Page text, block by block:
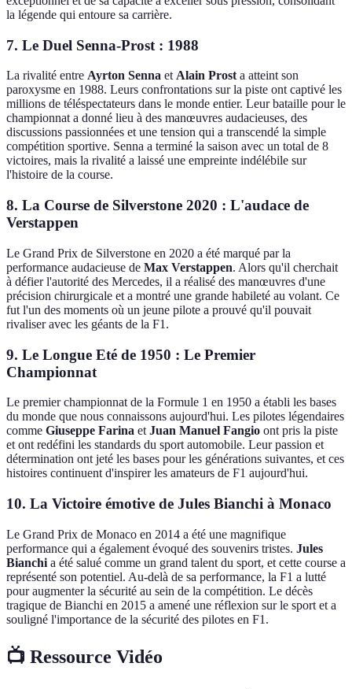
la légende qui entoure sa carrière.
7. Le Duel Senna-Prost : 1988
La rivalité entre Ayrton Senna etAlain Prosta atteint son
paroxysme en 1988. Leurs confrontations sur la piste ont captivé les
millions de téléspectateurs dans le monde entier. Leur bataille pour le
championnat a donné lieu à des manœuvres audacieuses, des
discussions passionnées et une tension qui a transcendé la simple
compétition sportive. Senna a terminé la saison avec un total de 8
victoires, mais la rivalité a laissé une empreinte indélébile sur
l'histoire de la course.
8. La Course de Silverstone 2020 : L'audace de
Verstappen
Le Grand Prix de Silverstone en 2020 a été marqué par la
performance audacieuse de Max Verstappen. Alors qu'il cherchait
à défier l'autorité des Mercedes, il a réalisé des manœuvres d'une
précision chirurgicale et a montré une grande habileté au volant. Ce
fut l'un des moments où un jeune pilote a prouvé qu'il pouvait
rivaliser avec les géants de la F1.
9. Le Longue Eté de 1950 : Le Premier
Championnat
Le premier championnat de la Formule 1 en 1950 a établi les bases
du monde que nous connaissons aujourd'hui. Les pilotes légendaires
comme Giuseppe Farina et Juan Manuel Fangio ont pris la piste
et ont redéfini les standards du sport automobile. Leur passion et
détermination ont jeté les bases pour les générations suivantes, et ces
histoires continuent d'inspirer les amateurs de F1 aujourd'hui.
10. La Victoire émotive de Jules Bianchi à Monaco
Le Grand Prix de Monaco en 2014 a été une magnifique
performance qui a également évoqué des souvenirs tristes. Jules
Bianchi a été salué comme un grand talent du sport, et cette course a
représenté son potentiel. Au-delà de sa performance, la F1 a lutté
pour augmenter la sécurité au sein de la compétition. Le décès
tragique de Bianchi en 2015 a amené une réflexion sur le sport et a
souligné l'importance de la sécurité des pilotes en F1.
📺 Ressource Vidéo